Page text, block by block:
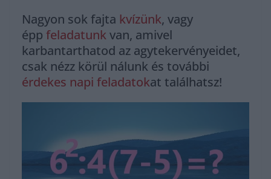
Nagyon sok fajta kvízünk, vagy
épp feladatunkvan, amivel
karbantarthatod az agytekervényeidet,
csak nézz körül nálunk és további
érdekes napi feladatokat találhatsz!